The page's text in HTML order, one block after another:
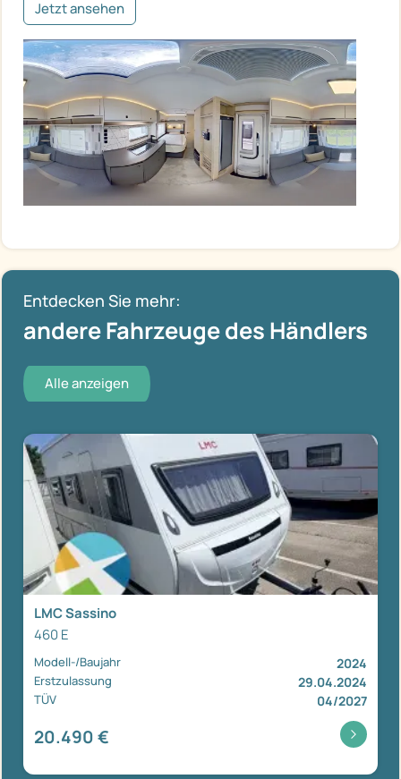
Jetzt ansehen
Entdecken Sie mehr:
andere Fahrzeuge des Händlers
Alle anzeigen
LMC Sassino
460 E
Modell-/Baujahr 2024
Erstzulassung 29.04.2024
TÜV 04/2027
20.490 €